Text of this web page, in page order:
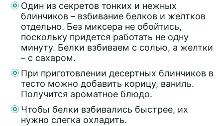
Один из секретов тонких и нежных
блинчиков – взбивание белков и желтков
отдельно. Без миксера не обойтись,
поскольку придется работать не одну
минуту. Белки взбиваем с солью, а желтки
– с сахаром.
При приготовлении десертных блинчиков в
тесто можно добавить корицу, ваниль.
Получится ароматное блюдо.
Чтобы белки взбивались быстрее, их
нужно слегка охладить.